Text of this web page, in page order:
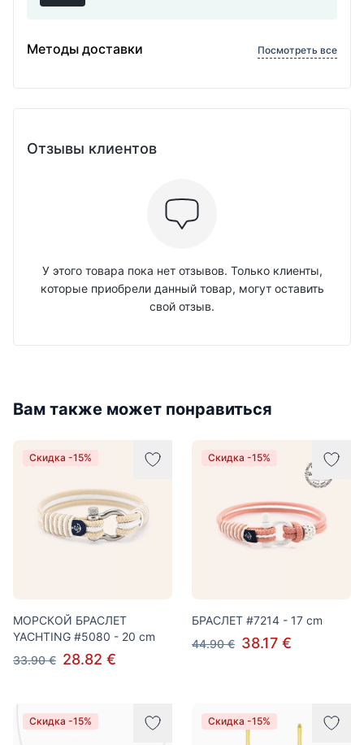
Методы доставки Посмотреть все
Отзывы клиентов
У этого товара пока нет отзывов. Только клиенты,
которые приобрели данный товар, могут оставить
свой отзыв.
Вам также может понравиться
Скидка -15%
МОРСКОЙ БРАСЛЕТ
YACHTING #5080 - 20 cm
33.90 € 28.82 €
Скидка -15%
БРАСЛЕТ #7214 - 17 cm
44.90 € 38.17 €
Скидка -15% Скидка -15%